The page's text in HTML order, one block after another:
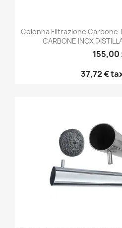
Colonna Filtrazione Carbone
CARBONE INOX
155,00
37,72 €